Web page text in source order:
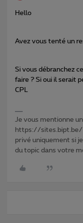
Hello
Avez vous tenté un
Si vous débranchez
faire ? Si oui il serait
CPL
Je vous mentionne
https://sites.bipt.be/
privé uniquement si
du topic dans votre